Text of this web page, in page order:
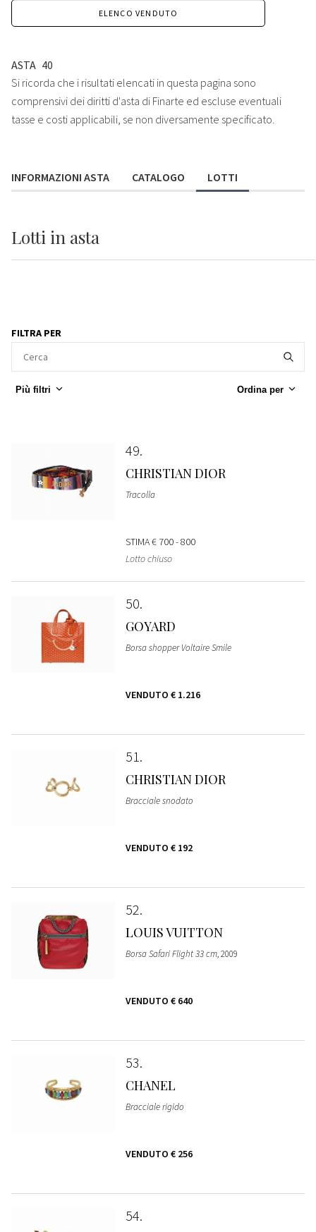
ELENCO VENDUTO
ASTA 40
Si ricorda che i risultati elencati in questa pagina sono
comprensivi dei diritti d'asta di Finarte ed escluse eventuali
tasse e costi applicabili, se non diversamente specificato.
INFORMAZIONI ASTA CATALOGO LOTTI
Lotti in asta
FILTRA PER
Più filtri Ordina per
49
CHRISTIAN DIOR
Tracolla
STIMA€ 700 - 800
Lotto chiuso
50
GOYARD
Borsa shopper Voltaire Smile
VENDUTO € 1.216
51
CHRISTIAN DIOR
Bracciale snodato
VENDUTO € 192
52
LOUIS VUITTON
Borsa Safari Flight 33 cm, 2009
VENDUTO € 640
53
CHANEL
Bracciale rigido
VENDUTO € 256
54